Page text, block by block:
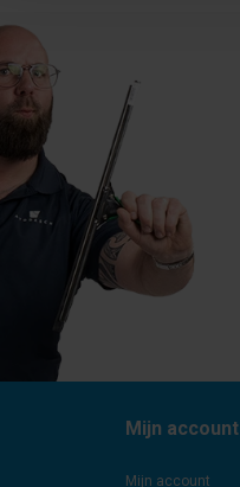
Mijn account
Mijn account